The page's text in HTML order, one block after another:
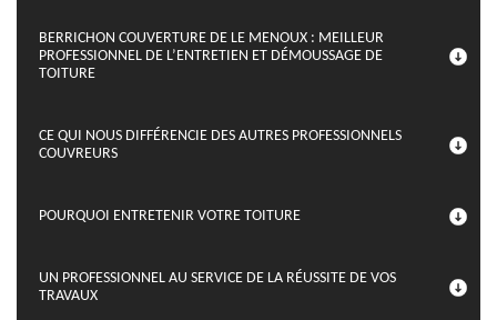
BERRICHON COUVERTURE DE LE MENOUX : MEILLEUR
PROFESSIONNEL DE L’ENTRETIEN ET DÉMOUSSAGE DE
TOITURE
CE QUI NOUS DIFFÉRENCIE DES AUTRES PROFESSIONNELS
COUVREURS
POURQUOI ENTRETENIR VOTRE TOITURE
UN PROFESSIONNEL AU SERVICE DE LA RÉUSSITE DE VOS
TRAVAUX